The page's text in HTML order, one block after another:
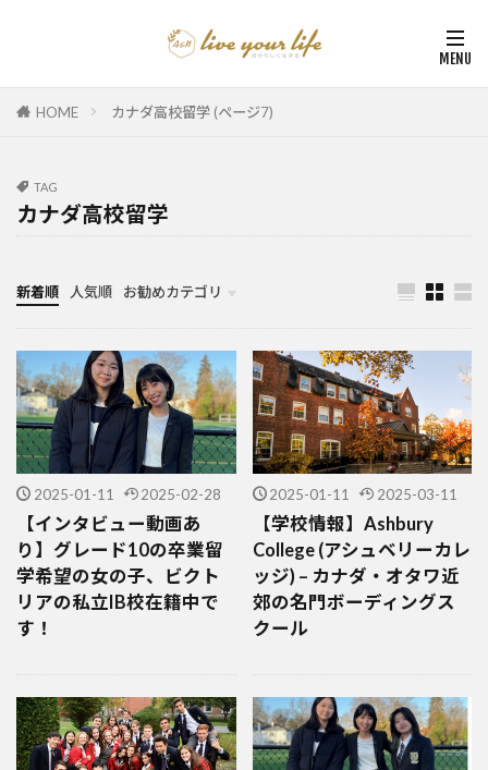
HOME カナダ高校留学 (ページ7)
TAG
カナダ高校留学
新着順 人気順 お勧めカテゴリ
カナダ中学・高校留学
カナダ親子留学・教育移住
体験談（カナダ高校留学・親子移住）
カナダ留学カウンセリング内容実例集
2025-01-11 2025-02-28
【インタビュー動画あ
り】グレード10の卒業留
学希望の女の子、ビクト
リアの私立IB校在籍中で
す！
2025-01-11 2025-03-11
【学校情報】Ashbury
College (アシュベリーカレ
ッジ) – カナダ・オタワ近
郊の名門ボーディングス
クール